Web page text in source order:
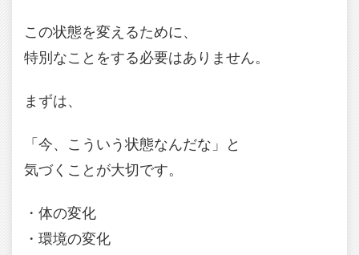
この状態を変えるために、
特別なことをする必要はありません。
まずは、
「今、こういう状態なんだな」と
気づくことが大切です。
・体の変化
・環境の変化